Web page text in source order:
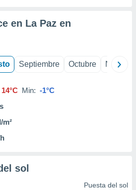
en La Paz en
Septiembre Octubre
14°C Min: -1°C
m²
sol
Puesta del sol